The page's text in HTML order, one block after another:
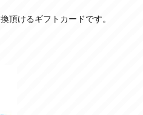
頂けるギフトカードです。